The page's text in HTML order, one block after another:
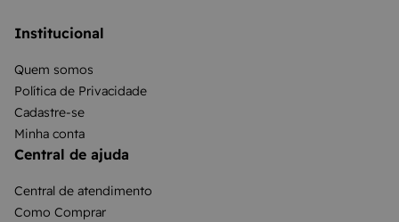
Institucional
Quem somos
Política de Privacidade
Cadastre-se
Minha conta
Central de ajuda
Central de atendimento
Como Comprar